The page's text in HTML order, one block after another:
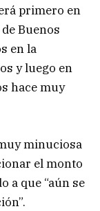
primero en
Buenos
en la
y luego en
hace muy
minuciosa
el monto
a que “aún se